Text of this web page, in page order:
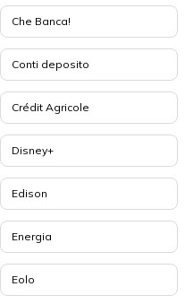
Che Banca!
Conti deposito
Crédit Agricole
Disney+
Edison
Energia
Eolo